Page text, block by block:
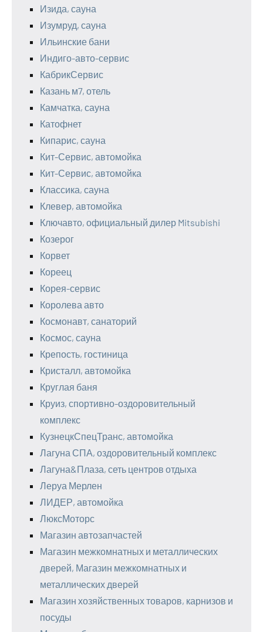
Изида, сауна
Изумруд, сауна
Ильинские бани
Индиго-авто-сервис
КабрикСервис
Казань м7, отель
Камчатка, сауна
Катофнет
Кипарис, сауна
Кит-Сервис, автомойка
Кит-Сервис, автомойка
Классика, сауна
Клевер, автомойка
Ключавто, официальный дилер Mitsubishi
Козерог
Корвет
Кореец
Корея-сервис
Королева авто
Космонавт, санаторий
Космос, сауна
Крепость, гостиница
Кристалл, автомойка
Круглая баня
Круиз, спортивно-оздоровительный
комплекс
КузнецкСпецТранс, автомойка
Лагуна СПА, оздоровительный комплекс
Лагуна&Плаза, сеть центров отдыха
Леруа Мерлен
ЛИДЕР, автомойка
ЛюксМоторс
Магазин автозапчастей
Магазин межкомнатных и металлических
дверей, Магазин межкомнатных и
металлических дверей
Магазин хозяйственных товаров, карнизов и
посуды